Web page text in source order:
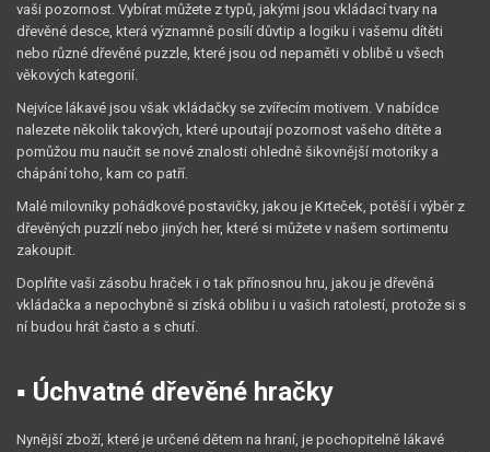
vaši pozornost. Vybírat můžete z typů, jakými jsou vkládací tvary na
dřevěné desce, která významně posílí důvtip a logiku i vašemu dítěti
nebo různé dřevěné puzzle, které jsou od nepaměti v oblibě u všech
věkových kategorií.
Nejvíce lákavé jsou však vkládačky se zvířecím motivem. V nabídce
nalezete několik takových, které upoutají pozornost vašeho dítěte a
pomůžou mu naučit se nové znalosti ohledně šikovnější motoriky a
chápání toho, kam co patří.
Malé milovníky pohádkové postavičky, jakou je Krteček, potěší i výběr z
dřevěných puzzlí nebo jiných her, které si můžete v našem sortimentu
zakoupit.
Doplňte vaši zásobu hraček i o tak přínosnou hru, jakou je dřevěná
vkládačka a nepochybně si získá oblibu i u vašich ratolestí, protože si s
ní budou hrát často a s chutí.
▪ Úchvatné dřevěné hračky
Nynější zboží, které je určené dětem na hraní, je pochopitelně lákavé